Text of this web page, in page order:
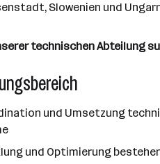
Slowenien und
technischen Abteilung
und Umsetzung
und Optimierung